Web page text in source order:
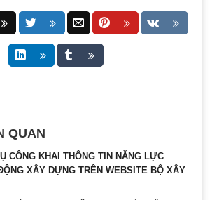
QUAN
CÔNG KHAI THÔNG TIN NĂNG LỰC
XÂY DỰNG TRÊN WEBSITE BỘ XÂY